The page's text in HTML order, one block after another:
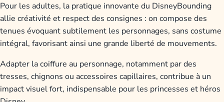
Pour les adultes, la pratique innovante du DisneyBounding
allie créativité et respect des consignes : on compose des
tenues évoquant subtilement les personnages, sans costume
intégral, favorisant ainsi une grande liberté de mouvements.
Adapter la coiffure au personnage, notamment par des
tresses, chignons ou accessoires capillaires, contribue à un
impact visuel fort, indispensable pour les princesses et héros